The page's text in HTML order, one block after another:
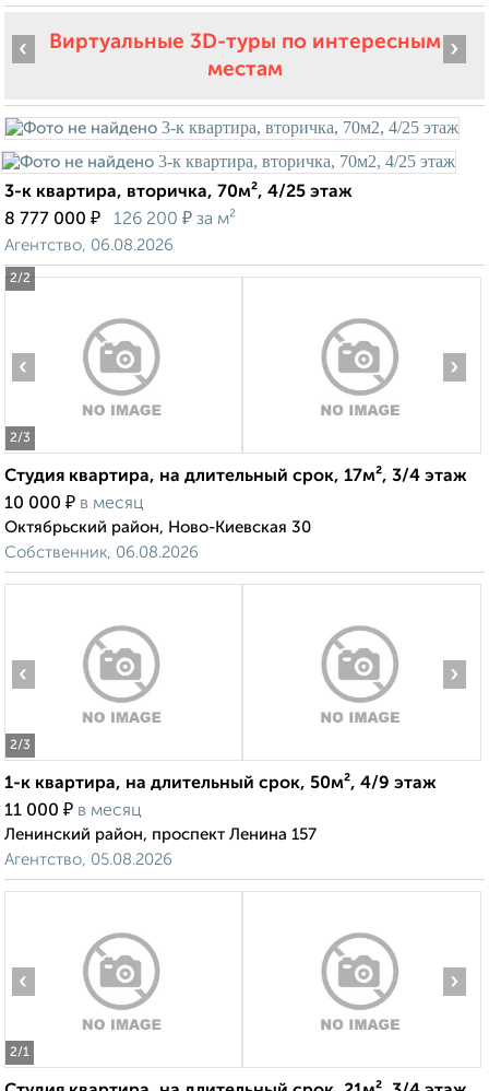
Виртуальные 3D-туры по интересным
местам
2/2
‹ ›
3-к квартира, вторичка, 70м², 4/25 этаж
8 777 000 ₽ 126 200 ₽ за м²
Агентство, 06.08.2026
2/3
‹ ›
Студия квартира, на длительный срок, 17м², 3/4 этаж
10 000 ₽ в месяц
Октябрьский район, Ново-Киевская 30
Собственник, 06.08.2026
2/3
‹ ›
1-к квартира, на длительный срок, 50м², 4/9 этаж
11 000 ₽ в месяц
Ленинский район, проспект Ленина 157
Агентство, 05.08.2026
2/1
‹ ›